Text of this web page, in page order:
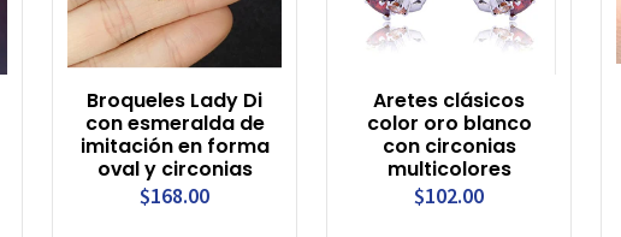
Broqueles Lady Di
con esmeralda de
imitación en forma
oval y circonias
$168.00
Aretes clásicos
color oro blanco
con circonias
multicolores
$102.00